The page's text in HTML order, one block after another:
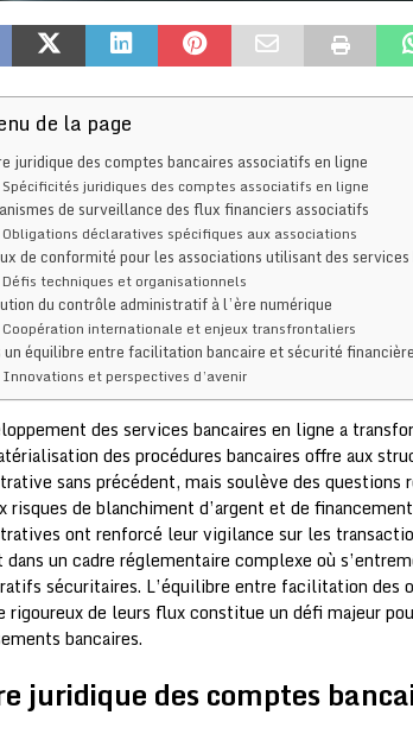
de la page
juridique des comptes bancaires associatifs en ligne
Spécificités juridiques des comptes associatifs en ligne
de surveillance des flux financiers associatifs
Obligations déclaratives spécifiques aux associations
de conformité pour les associations utilisant des
Défis techniques et organisationnels
du contrôle administratif à l’ère numérique
Coopération internationale et enjeux transfrontaliers
un équilibre entre facilitation bancaire et sécurité financière
Innovations et perspectives d’avenir
des services bancaires en ligne a
des procédures bancaires offre aux
sans précédent, mais soulève des
risques de blanchiment d’argent et de
ont renforcé leur vigilance sur les
dans un cadre réglementaire complexe où
sécuritaires. L’équilibre entre facilitation des
rigoureux de leurs flux constitue un défi majeur
bancaires.
juridique des comptes